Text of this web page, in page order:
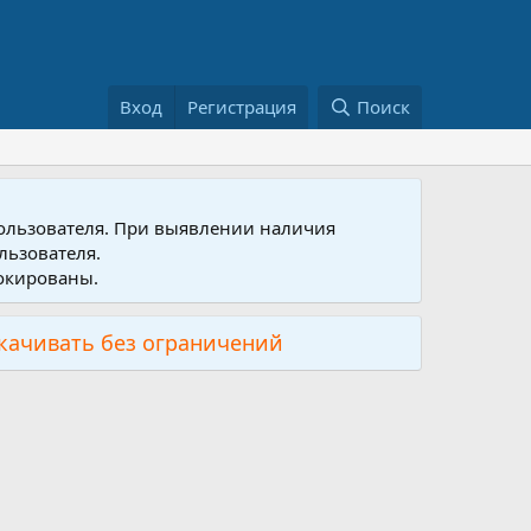
Вход Регистрация Поиск
При выявлении наличия
без ограничений